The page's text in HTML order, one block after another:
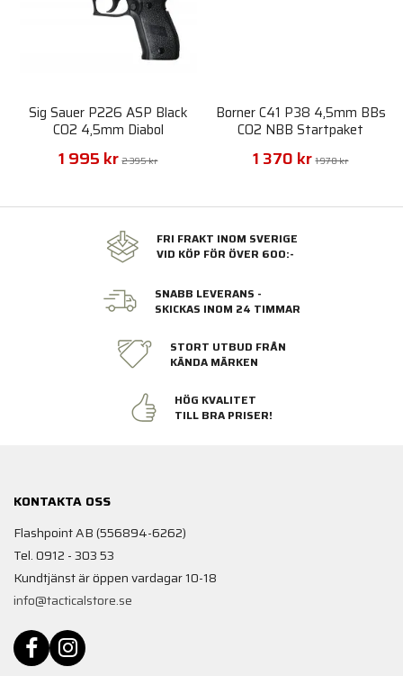
Sig Sauer P226 ASP Black
CO2 4,5mm Diabol
1 995 kr 2 395 kr
Borner C41 P38 4,5mm BBs
CO2 NBB Startpaket
1 370 kr 1 970 kr
FRI FRAKT INOM SVERIGE
VID KÖP FÖR ÖVER 600:-
SNABB LEVERANS -
SKICKAS INOM 24 TIMMAR
STORT UTBUD FRÅN
KÄNDA MÄRKEN
HÖG KVALITET
TILL BRA PRISER!
KONTAKTA OSS
Flashpoint AB (556894-6262)
Tel. 0912 - 303 53
Kundtjänst är öppen vardagar 10-18
info@tacticalstore.se